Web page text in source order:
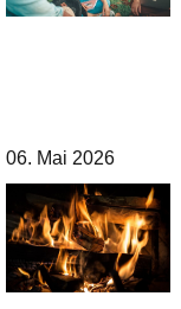
06. Mai 2026